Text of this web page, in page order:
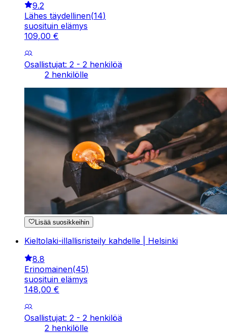
9.2
Lähes täydellinen(14)
suosituin elämys
109,00 €
Osallistujat: 2 - 2 henkilöä
2 henkilölle
Lisää suosikkeihin
Kieltolaki-illallisristeily kahdelle | Helsinki
8.8
Erinomainen(45)
suosituin elämys
148,00 €
Osallistujat: 2 - 2 henkilöä
2 henkilölle